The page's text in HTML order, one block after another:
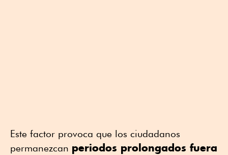
Este factor provoca que los ciudadanos
permanezcan periodos prolongados fuera